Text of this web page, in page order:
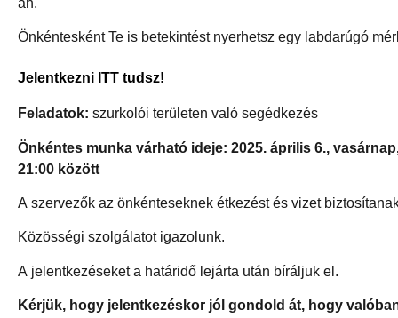
án.
Önkéntesként Te is betekintést nyerhetsz egy labdarúgó
Jelentkezni ITT tudsz!
Feladatok: szurkolói területen való segédkezés
Önkéntes munka várható ideje: 2025. április 6.,
21:00 között
A szervezők az önkénteseknek étkezést és vizet
Közösségi szolgálatot igazolunk.
A jelentkezéseket a határidő lejárta után bíráljuk el.
Kérjük, hogy jelentkezéskor jól gondold át, hogy